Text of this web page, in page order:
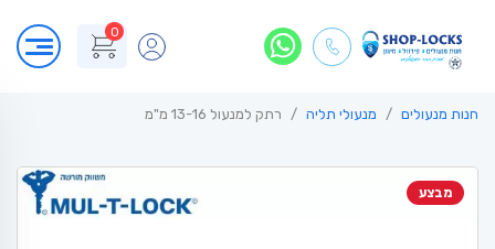
0
חנות מנעולים מנעולי תליה רתק למנעול 13-16 מ"מ
מבצע